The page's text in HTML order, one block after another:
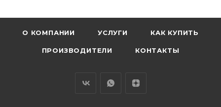
О КОМПАНИИ УСЛУГИ КАК КУПИТЬ
ПРОИЗВОДИТЕЛИ КОНТАКТЫ